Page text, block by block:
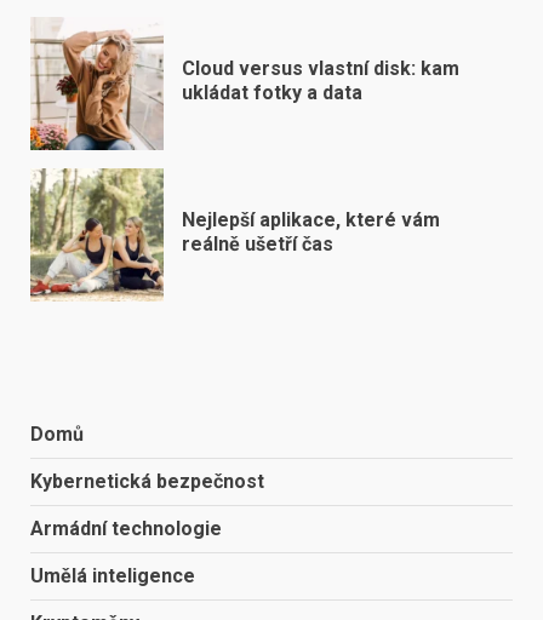
Cloud versus vlastní disk: kam
ukládat fotky a data
Nejlepší aplikace, které vám
reálně ušetří čas
Domů
Kybernetická bezpečnost
Armádní technologie
Umělá inteligence